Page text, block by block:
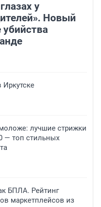
у
Новый
убийства
лучшие стрижки
— топ стильных
БПЛА. Рейтинг
маркетплейсов из